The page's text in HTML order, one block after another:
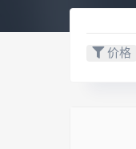
价格